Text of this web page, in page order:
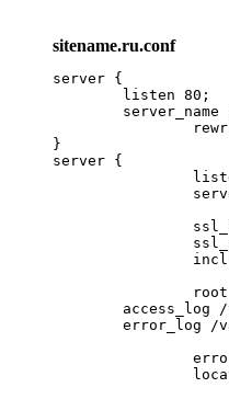
sitename.ru.conf
server {
        listen 80;
server_name
}
server {
access_log
error_log /